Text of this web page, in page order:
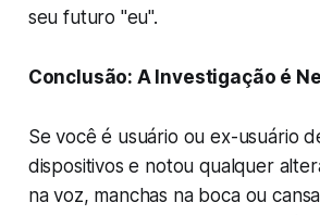
seu futuro "eu".
Conclusão: A Investigação é
Se você é usuário ou ex-usuário
dispositivos e notou qualquer
na voz, manchas na boca ou